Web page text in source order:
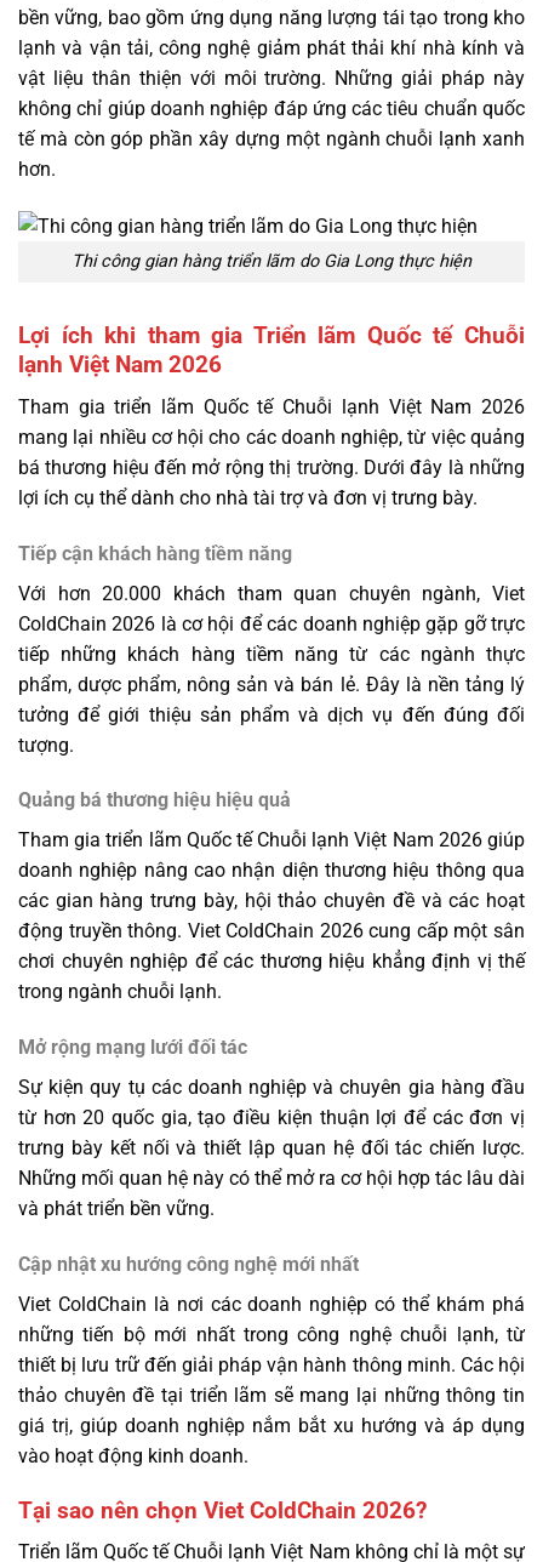
bền vững, bao gồm ứng dụng năng lượng tái tạo trong kho
lạnh và vận tải, công nghệ giảm phát thải khí nhà kính và
vật liệu thân thiện với môi trường. Những giải pháp này
không chỉ giúp doanh nghiệp đáp ứng các tiêu chuẩn quốc
tế mà còn góp phần xây dựng một ngành chuỗi lạnh xanh
hơn.
Thi công gian hàng triển lãm do Gia Long thực hiện
Lợi ích khi tham gia Triển lãm Quốc tế Chuỗi
lạnh Việt Nam 2026
Tham gia triển lãm Quốc tế Chuỗi lạnh Việt Nam 2026
mang lại nhiều cơ hội cho các doanh nghiệp, từ việc quảng
bá thương hiệu đến mở rộng thị trường. Dưới đây là những
lợi ích cụ thể dành cho nhà tài trợ và đơn vị trưng bày.
Tiếp cận khách hàng tiềm năng
Với hơn 20.000 khách tham quan chuyên ngành, Viet
ColdChain 2026 là cơ hội để các doanh nghiệp gặp gỡ trực
tiếp những khách hàng tiềm năng từ các ngành thực
phẩm, dược phẩm, nông sản và bán lẻ. Đây là nền tảng lý
tưởng để giới thiệu sản phẩm và dịch vụ đến đúng đối
tượng.
Quảng bá thương hiệu hiệu quả
Tham gia triển lãm Quốc tế Chuỗi lạnh Việt Nam 2026 giúp
doanh nghiệp nâng cao nhận diện thương hiệu thông qua
các gian hàng trưng bày, hội thảo chuyên đề và các hoạt
động truyền thông. Viet ColdChain 2026 cung cấp một sân
chơi chuyên nghiệp để các thương hiệu khẳng định vị thế
trong ngành chuỗi lạnh.
Mở rộng mạng lưới đối tác
Sự kiện quy tụ các doanh nghiệp và chuyên gia hàng đầu
từ hơn 20 quốc gia, tạo điều kiện thuận lợi để các đơn vị
trưng bày kết nối và thiết lập quan hệ đối tác chiến lược.
Những mối quan hệ này có thể mở ra cơ hội hợp tác lâu dài
và phát triển bền vững.
Cập nhật xu hướng công nghệ mới nhất
Viet ColdChain là nơi các doanh nghiệp có thể khám phá
những tiến bộ mới nhất trong công nghệ chuỗi lạnh, từ
thiết bị lưu trữ đến giải pháp vận hành thông minh. Các hội
thảo chuyên đề tại triển lãm sẽ mang lại những thông tin
giá trị, giúp doanh nghiệp nắm bắt xu hướng và áp dụng
vào hoạt động kinh doanh.
Tại sao nên chọn Viet ColdChain 2026?
Triển lãm Quốc tế Chuỗi lạnh Việt Nam không chỉ là một sự